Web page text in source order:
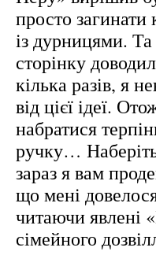
просто загинати
із дурницями.
сторінку
кілька разів, я
від цієї ідеї.
набратися
ручку…
зараз я вам
що мені
читаючи явлені
сімейного